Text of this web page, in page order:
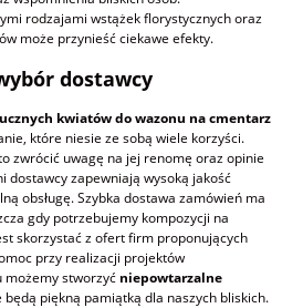
rodzajami wstążek florystycznych oraz
może przynieść ciekawe efekty.
dostawcy
kwiatów do wazonu na cmentarz
które niesie ze sobą wiele korzyści.
zwrócić uwagę na jej renomę oraz opinie
dostawcy zapewniają wysoką jakość
obsługę. Szybka dostawa zamówień ma
gdy potrzebujemy kompozycji na
skorzystać z ofert firm proponujących
przy realizacji projektów
możemy stworzyć niepowtarzalne
będą piękną pamiątką dla naszych bliskich.